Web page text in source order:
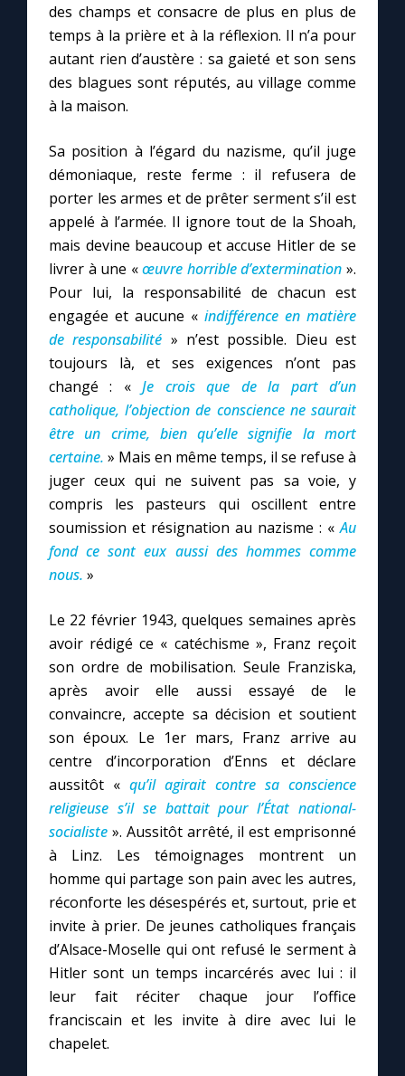
des champs et consacre de plus en plus de
temps à la prière et à la réflexion. Il n’a pour
autant rien d’austère : sa gaieté et son sens
des blagues sont réputés, au village comme
à la maison.
Sa position à l’égard du nazisme, qu’il juge
démoniaque, reste ferme : il refusera de
porter les armes et de prêter serment s’il est
appelé à l’armée. Il ignore tout de la Shoah,
mais devine beaucoup et accuse Hitler de se
livrer à une «œuvre horrible d’extermination ».
Pour lui, la responsabilité de chacun est
engagée et aucune « indifférence en matière
de responsabilité » n’est possible. Dieu est
toujours là, et ses exigences n’ont pas
changé : « Je crois que de la part d’un
catholique, l’objection de conscience ne saurait
être un crime, bien qu’elle signifie la mort
certaine. » Mais en même temps, il se refuse à
juger ceux qui ne suivent pas sa voie, y
compris les pasteurs qui oscillent entre
soumission et résignation au nazisme : «Au
fond ce sont eux aussi des hommes comme
nous. »
Le 22 février 1943, quelques semaines après
avoir rédigé ce « catéchisme », Franz reçoit
son ordre de mobilisation. Seule Franziska,
après avoir elle aussi essayé de le
convaincre, accepte sa décision et soutient
son époux. Le 1er mars, Franz arrive au
centre d’incorporation d’Enns et déclare
aussitôt « qu’il agirait contre sa conscience
religieuse s’il se battait pour l’État national-
socialiste ». Aussitôt arrêté, il est emprisonné
à Linz. Les témoignages montrent un
homme qui partage son pain avec les autres,
réconforte les désespérés et, surtout, prie et
invite à prier. De jeunes catholiques français
d’Alsace-Moselle qui ont refusé le serment à
Hitler sont un temps incarcérés avec lui : il
leur fait réciter chaque jour l’office
franciscain et les invite à dire avec lui le
chapelet.